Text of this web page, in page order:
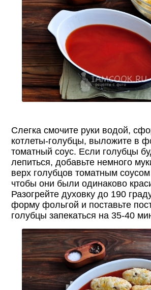
Слегка смочите руки водой,
котлеты-голубцы, выложите в
томатный соус. Если голубцы
лепиться, добавьте немного
верх голубцов томатным
чтобы они были одинаково
Разогрейте духовку до 190
форму фольгой и поставьте
голубцы запекаться на 35-40